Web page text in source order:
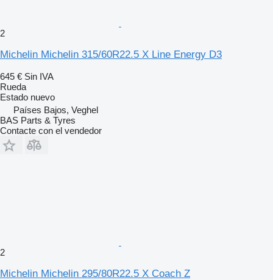
2
Michelin Michelin 315/60R22.5 X Line Energy D3
645 € Sin IVA
Rueda
Estado nuevo
Países Bajos, Veghel
BAS Parts & Tyres
Contacte con el vendedor
2
Michelin Michelin 295/80R22.5 X Coach Z